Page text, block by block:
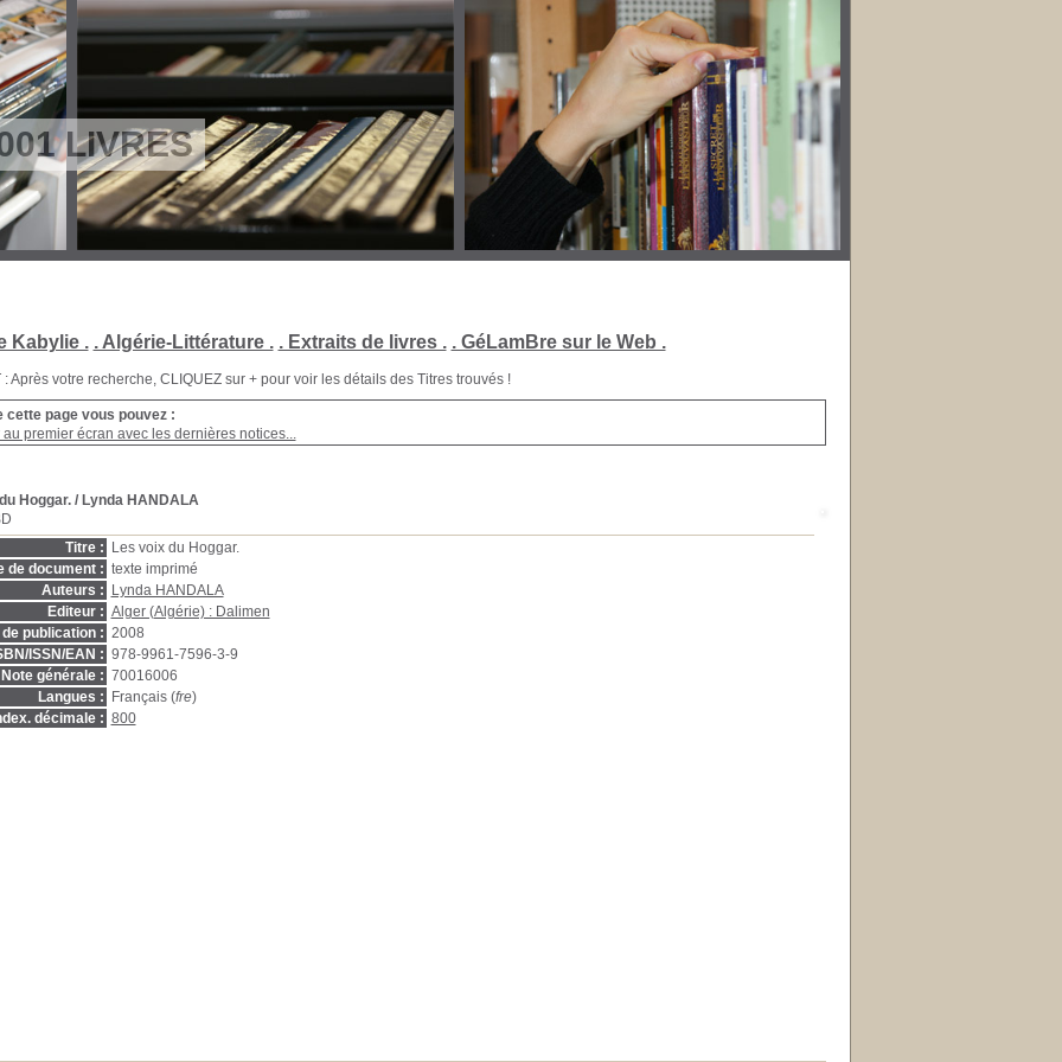
LIVRES
Kabylie . . Algérie-Littérature . . Extraits de livres . . GéLamBre sur le Web .
: Après votre recherche, CLIQUEZ sur + pour voir les détails des Titres trouvés !
cette page vous pouvez :
au premier écran avec les dernières notices...
Hoggar./ Lynda HANDALA
Titre :
Les voix du Hoggar.
de document : texte imprimé
Auteurs :
Lynda HANDALA
Editeur : Alger (Algérie) : Dalimen
publication : 2008
ISSN/EAN : 978-9961-7596-3-9
Note générale : 70016006
Langues :
Français (fre)
décimale : 800